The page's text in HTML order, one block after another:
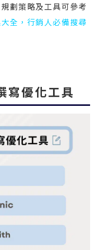
劃策略及工具可參考
全，行銷人必備搜尋
寫優化工具